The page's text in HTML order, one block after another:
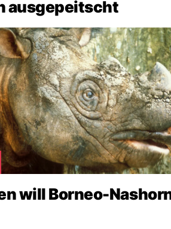
ausgepeitscht
will Borneo-